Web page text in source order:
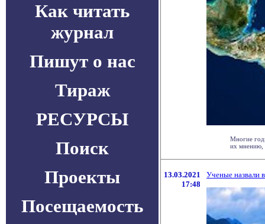
Как читать
журнал
Пишут о нас
Тираж
РЕСУРСЫ
Поиск
Проекты
Посещаемость
Многие
их мнению,
13.03.2021
17:48
Ученые назвали